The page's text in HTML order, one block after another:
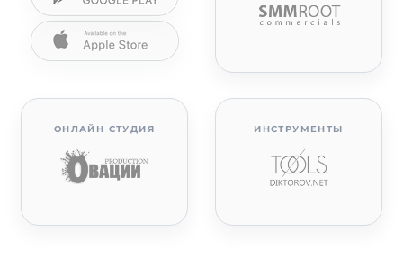
ОНЛАЙН СТУДИЯ ИНСТРУМЕНТЫ